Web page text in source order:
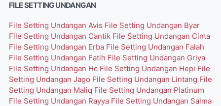
FILE SETTING UNDANGAN
File Setting Undangan Avis File Setting Undangan Byar
File Setting Undangan Cantik File Setting Undangan Cinta
File Setting Undangan Erba File Setting Undangan Falah
File Setting Undangan Fatih File Setting Undangan Griya
File Setting Undangan Hc File Setting Undangan Hepi File
Setting Undangan Jago File Setting Undangan Lintang File
Setting Undangan Maliq File Setting Undangan Platinum
File Setting Undangan Rayya File Setting Undangan Salma